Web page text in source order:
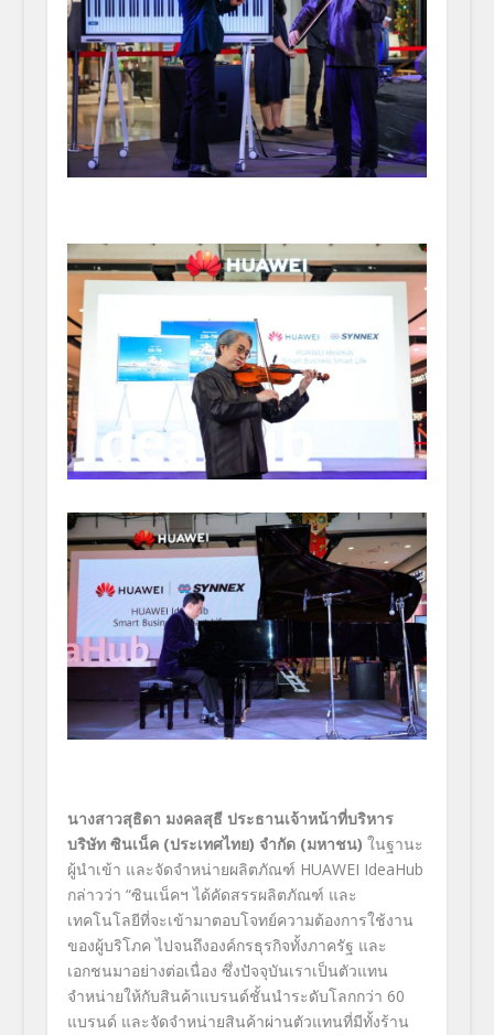
นางสาวสุธิดา มงคลสุธี ประธานเจ้าหน้าที่บริหาร
บริษัท ซินเน็ค (ประเทศไทย) จำกัด (มหาชน) ในฐานะ
ผู้นำเข้า และจัดจำหน่ายผลิตภัณฑ์ HUAWEI IdeaHub
กล่าวว่า “ซินเน็คฯ ได้คัดสรรผลิตภัณฑ์ และ
เทคโนโลยีที่จะเข้ามาตอบโจทย์ความต้องการใช้งาน
ของผู้บริโภค ไปจนถึงองค์กรธุรกิจทั้งภาครัฐ และ
เอกชนมาอย่างต่อเนื่อง ซึ่งปัจจุบันเราเป็นตัวแทน
จำหน่ายให้กับสินค้าแบรนด์ชั้นนำระดับโลกกว่า 60
แบรนด์ และจัดจำหน่ายสินค้าผ่านตัวแทนที่มีทั้งร้าน